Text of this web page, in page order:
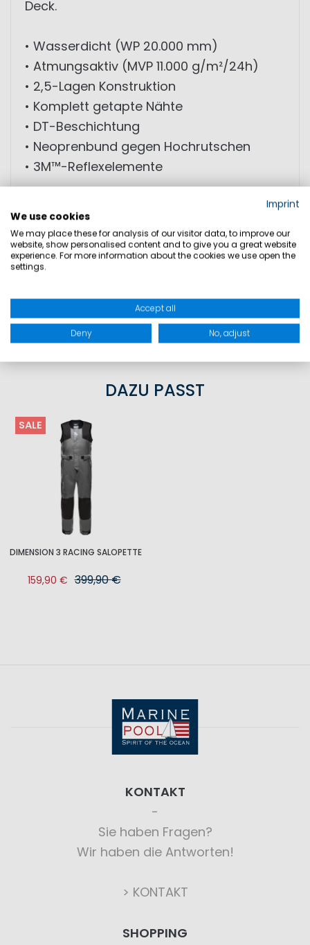
Deck.
• Wasserdicht (WP 20.000 mm)
• Atmungsaktiv (MVP 11.000 g/m²/24h)
• 2,5-Lagen Konstruktion
• Komplett getapte Nähte
• DT-Beschichtung
• Neoprenbund gegen Hochrutschen
• 3M™-Reflexelemente
Beschichtung: 100% Polyurethan
PRODUKTSICHERHEIT
DAZU PASST
SALE
DIMENSION 3 RACING SALOPETTE
159,90 € 399,90 €
KONTAKT
Sie haben Fragen?
Wir haben die Antworten!
> KONTAKT
SHOPPING
Imprint
We use cookies
We may place these for analysis of our visitor data, to improve our
website, show personalised content and to give you a great website
experience. For more information about the cookies we use open the
settings.
Accept all
Deny No, adjust